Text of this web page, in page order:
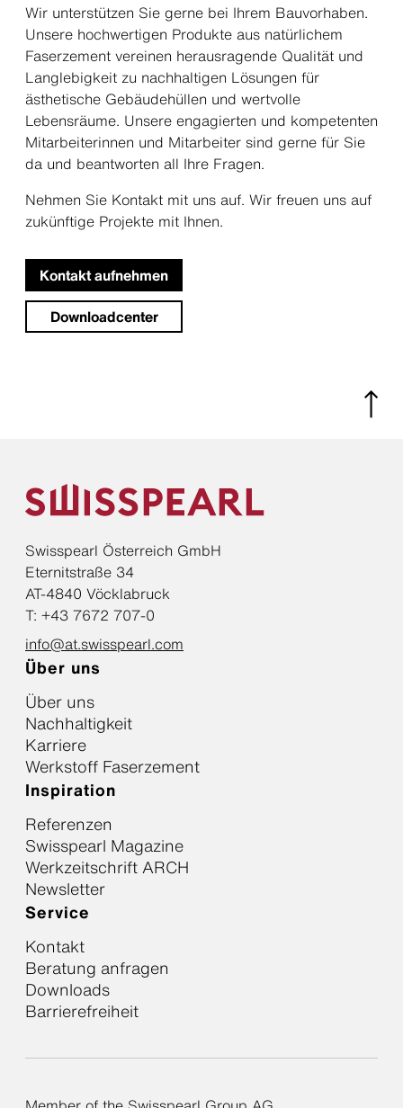
Wir unterstützen Sie gerne bei Ihrem Bauvorhaben.
Unsere hochwertigen Produkte aus natürlichem
Faserzement vereinen herausragende Qualität und
Langlebigkeit zu nachhaltigen Lösungen für
ästhetische Gebäudehüllen und wertvolle
Lebensräume. Unsere engagierten und kompetenten
Mitarbeiterinnen und Mitarbeiter sind gerne für Sie
da und beantworten all Ihre Fragen.
Nehmen Sie Kontakt mit uns auf. Wir freuen uns auf
zukünftige Projekte mit Ihnen.
Kontakt aufnehmen
Downloadcenter
Swisspearl Österreich GmbH
Eternitstraße 34
AT-4840 Vöcklabruck
T: +43 7672 707-0
info@at.swisspearl.com
Über uns
Über uns
Nachhaltigkeit
Karriere
Werkstoff Faserzement
Inspiration
Referenzen
Swisspearl Magazine
Werkzeitschrift ARCH
Newsletter
Service
Kontakt
Beratung anfragen
Downloads
Barrierefreiheit